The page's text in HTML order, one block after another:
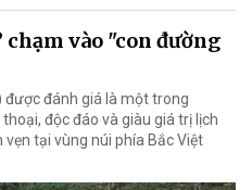
vào "con đường
được đánh giá là một trong
độc đáo và giàu giá trị lịch
tại vùng núi phía Bắc Việt